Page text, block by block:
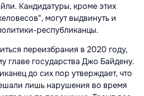
Кандидатуры, кроме этих
могут выдвинуть и
республиканцы.
переизбрания в 2020 году,
главе государства Джо Байдену.
до сих пор утверждает, что
лишь нарушения во время